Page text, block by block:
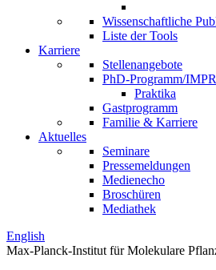
Wissenschaftliche
Liste der Tools
Karriere
Stellenangebote
PhD-Programm/
Praktika
Gastprogramm
Familie & Karriere
Aktuelles
Seminare
Pressemeldungen
Medienecho
Broschüren
Mediathek
English
Max-Planck-Institut für Molekulare